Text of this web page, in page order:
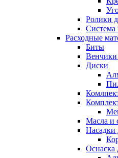
Ролики
Система
Расходные
Биты
Венчики
Диски
Масла и
Насадки